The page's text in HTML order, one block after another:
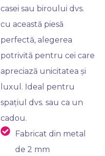
casei sau biroului dvs.
cu această piesă
perfectă, alegerea
potrivită pentru cei care
apreciază unicitatea și
luxul. Ideal pentru
spațiul dvs. sau ca un
cadou.
Fabricat din metal
de 2 mm